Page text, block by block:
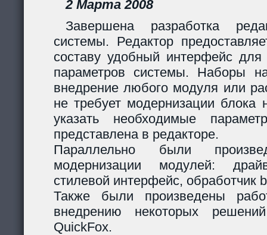
2 Марта 2008
Завершена разработка
системы. Редактор
составу удобный интерфейс для
параметров системы. Наборы
внедрение любого модуля или
не требует модернизации блока
указать необходимые
представлена в редакторе.
Параллельно были
модернизации модулей:
стилевой интерфейс, обработчик
Также были произведены
внедрению некоторых
QuickFox.